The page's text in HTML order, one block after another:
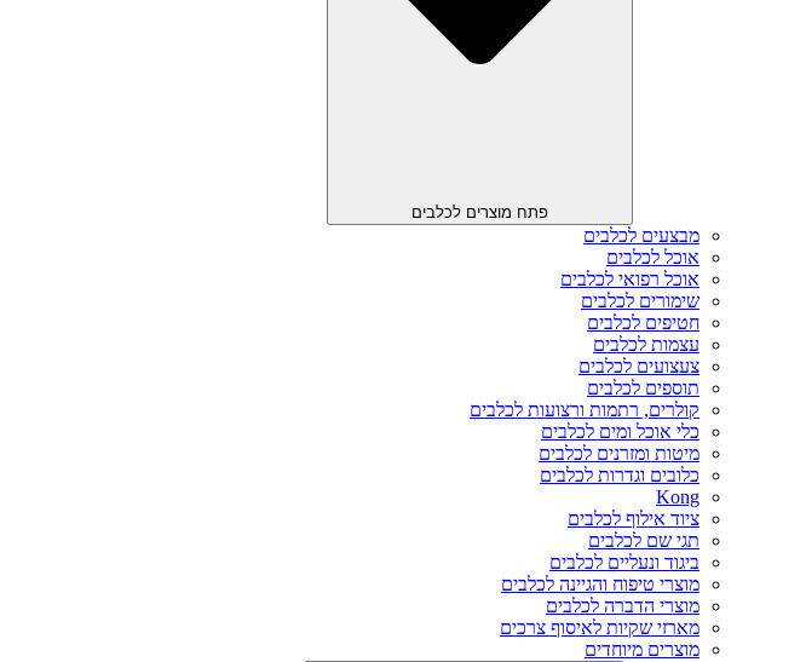
פתח מוצרים לכלבים
מבצעים לכלבים
אוכל לכלבים
אוכל רפואי לכלבים
שימורים לכלבים
חטיפים לכלבים
עצמות לכלבים
צעצועים לכלבים
תוספים לכלבים
קולרים, רתמות ורצועות לכלבים
כלי אוכל ומים לכלבים
מיטות ומזרנים לכלבים
כלובים וגדרות לכלבים
Kong
ציוד אילוף לכלבים
תגי שם לכלבים
ביגוד ונעליים לכלבים
מוצרי טיפוח והגיינה לכלבים
מוצרי הדברה לכלבים
מארזי שקיות לאיסוף צרכים
מוצרים מיוחדים